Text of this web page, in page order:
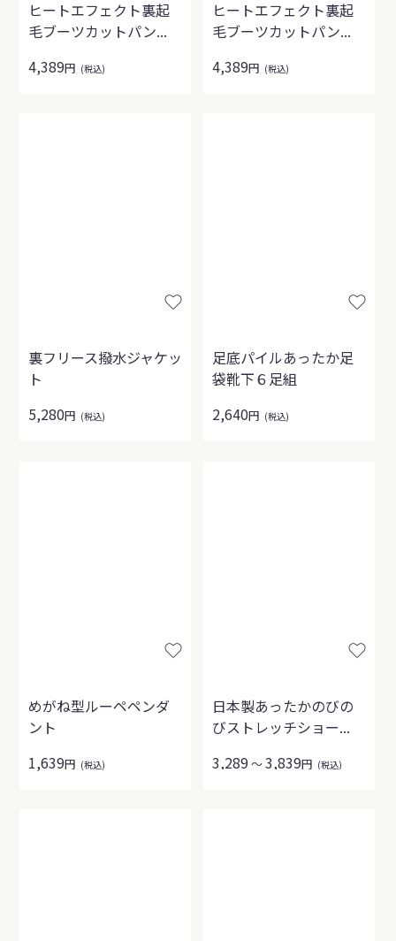
ヒートエフェクト裏起
毛ブーツカットパン...
4,389円 (税込)
ヒートエフェクト裏起
毛ブーツカットパン...
4,389円 (税込)
裏フリース撥水ジャケッ
ト
5,280円 (税込)
足底パイルあったか足
袋靴下６足組
2,640円 (税込)
めがね型ルーペペンダ
ント
1,639円 (税込)
日本製あったかのびの
びストレッチショー...
3,289～3,839円 (税込)